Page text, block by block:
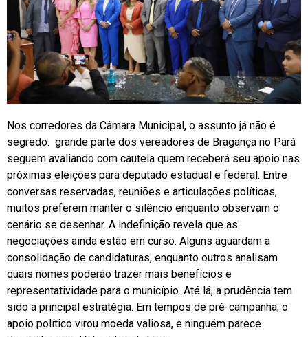
Nos corredores da Câmara Municipal, o assunto já não é
segredo: grande parte dos vereadores de Bragança no Pará
seguem avaliando com cautela quem receberá seu apoio nas
próximas eleições para deputado estadual e federal. Entre
conversas reservadas, reuniões e articulações políticas,
muitos preferem manter o silêncio enquanto observam o
cenário se desenhar. A indefinição revela que as
negociações ainda estão em curso. Alguns aguardam a
consolidação de candidaturas, enquanto outros analisam
quais nomes poderão trazer mais benefícios e
representatividade para o município. Até lá, a prudência tem
sido a principal estratégia. Em tempos de pré-campanha, o
apoio político virou moeda valiosa, e ninguém parece